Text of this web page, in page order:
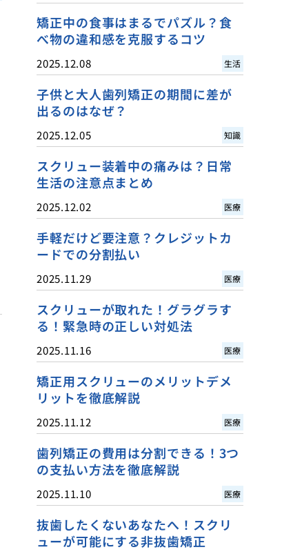
矯正中の食事はまるでパズル？食
べ物の違和感を克服するコツ
2025.12.08 生活
子供と大人歯列矯正の期間に差が
出るのはなぜ？
2025.12.05 知識
スクリュー装着中の痛みは？日常
生活の注意点まとめ
2025.12.02 医療
手軽だけど要注意？クレジットカ
ードでの分割払い
2025.11.29 医療
スクリューが取れた！グラグラす
る！緊急時の正しい対処法
2025.11.16 医療
矯正用スクリューのメリットデメ
リットを徹底解説
2025.11.12 医療
歯列矯正の費用は分割できる！3つ
の支払い方法を徹底解説
2025.11.10 医療
抜歯したくないあなたへ！スクリ
ューが可能にする非抜歯矯正